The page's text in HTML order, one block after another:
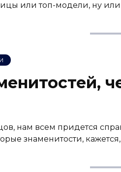
или топ-модели, ну
нам всем придется
знаменитости,